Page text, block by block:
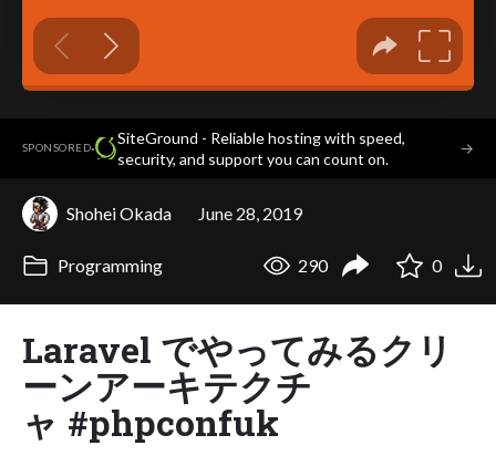
SPONSORED·
SiteGround - Reliable hosting with speed,
security, and support you can count on.
→
Shohei Okada June 28, 2019
Programming 290 0
Laravel でやってみるクリ
ーンアーキテクチ
ャ #phpconfuk